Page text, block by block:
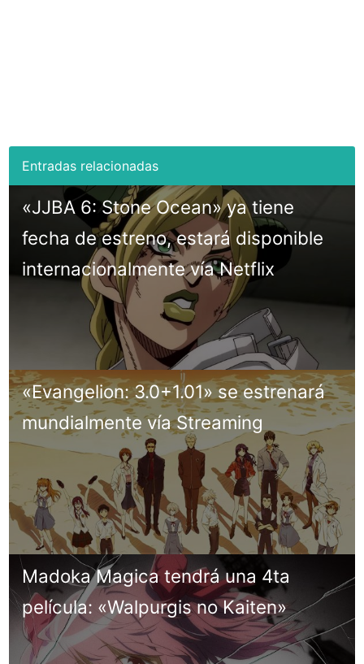
«JJBA 6: Stone Ocean» ya tiene
fecha de estreno, estará disponible
internacionalmente vía Netflix
«Evangelion: 3.0+1.01» se estrenará
mundialmente vía Streaming
Madoka Magica tendrá una 4ta
película: «Walpurgis no Kaiten»